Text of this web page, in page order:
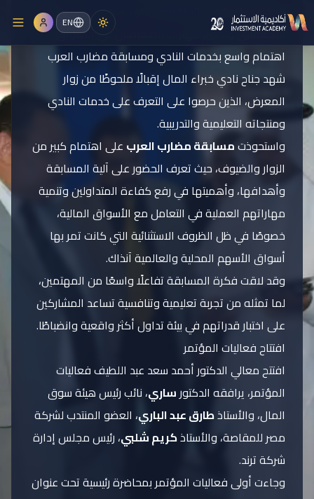
EN
المؤتمرات
المحتوى التعليمي المتخصص الذي يسهم في رفع الوعي
الاستثماري وتطوير مهارات المتعاملين في الأسواق.
اهتمام واسع بخدمات النادي ومسابقة مضارب العرب
شهد جناح نادي خبراء المال إقبالًا ملحوظًا من زوار
المعرض، الذين حرصوا على التعرف على خدمات النادي
ومنتجاته التعليمية والتدريبية.
واستحوذتمسابقة مضارب العرب على اهتمام كبير من
الزوار والضيوف، حيث تعرف الحضور على آلية المسابقة
وأهدافها، وأهميتها في رفع كفاءة المتداولين وتنمية
مهاراتهم العملية في التعامل مع الأسواق المالية،
خصوصًا في ظل الظروف الاستثنائية التي كانت تمر بها
أسواق الأسهم المحلية والعالمية آنذاك.
وقد لاقت فكرة المسابقة تفاعلًا واسعًا من المهتمين،
لما تمثله من تجربة تعليمية وتنافسية تساعد المشاركين
على اختبار قدراتهم في بيئة تداول أكثر واقعية وانضباطًا.
افتتاح فعاليات المؤتمر
افتتح معالي الدكتور أحمد سعد عبد اللطيف فعاليات
المؤتمر، يرافقه الدكتورساري، نائب رئيس هيئة سوق
المال، والأستاذطارق عبد الباري، العضو المنتدب لشركة
مصر للمقاصة، والأستاذكريم شلبي، رئيس مجلس إدارة
شركة ترند.
وجاءت أولى فعاليات المؤتمر بمحاضرة رئيسية تحت عنوان